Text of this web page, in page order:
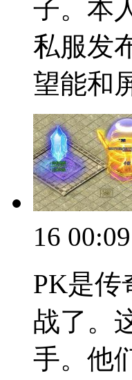
子。本
私服发
望能和
16
PK是传
战了。
手。他